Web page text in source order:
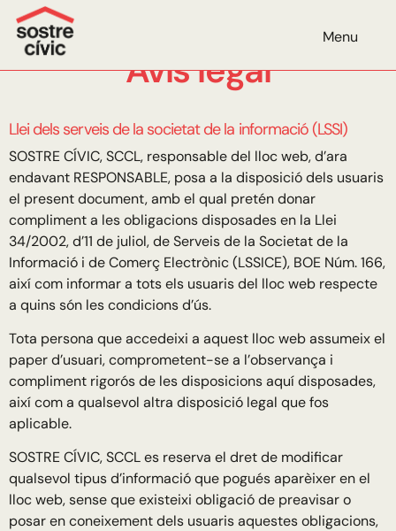
Menu
Avís legal
Llei dels serveis de la societat de la informació (LSSI)
SOSTRE CÍVIC, SCCL, responsable del lloc web, d’ara
endavant RESPONSABLE, posa a la disposició dels usuaris
el present document, amb el qual pretén donar
compliment a les obligacions disposades en la Llei
34/2002, d’11 de juliol, de Serveis de la Societat de la
Informació i de Comerç Electrònic (LSSICE), BOE Núm. 166,
així com informar a tots els usuaris del lloc web respecte
a quins són les condicions d’ús.
Tota persona que accedeixi a aquest lloc web assumeix el
paper d’usuari, comprometent-se a l’observança i
compliment rigorós de les disposicions aquí disposades,
així com a qualsevol altra disposició legal que fos
aplicable.
SOSTRE CÍVIC, SCCL es reserva el dret de modificar
qualsevol tipus d’informació que pogués aparèixer en el
lloc web, sense que existeixi obligació de preavisar o
posar en coneixement dels usuaris aquestes obligacions,